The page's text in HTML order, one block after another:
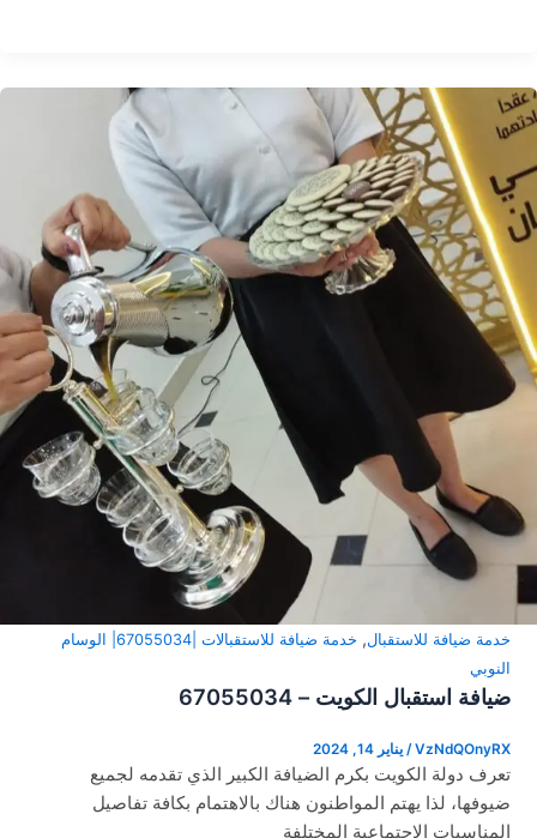
خدمة ضيافة للاستقبال,
خدمة ضيافة للاستقبالات |67055034| الوسام
النوبي
ضيافة استقبال الكويت – 67055034
VzNdQOnyRX
/ يناير 14, 2024
تعرف دولة الكويت بكرم الضيافة الكبير الذي تقدمه لجميع
ضيوفها، لذا يهتم المواطنون هناك بالاهتمام بكافة تفاصيل
المناسبات الاجتماعية المختلفة